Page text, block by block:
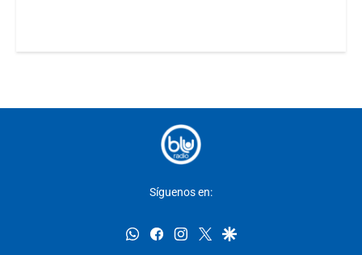
Síguenos en:
whatsappfacebookinstagram
twittergoogle